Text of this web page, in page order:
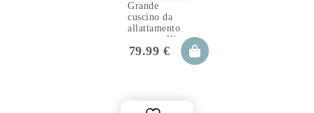
Grande
cuscino da
allattamento
per gemelli
TWIN star
79.99 €